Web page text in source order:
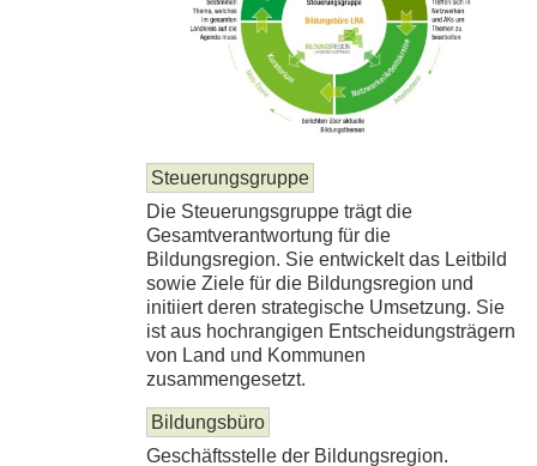
Steuerungsgruppe
Die Steuerungsgruppe trägt die
Gesamtverantwortung für die
Bildungsregion. Sie entwickelt das Leitbild
sowie Ziele für die Bildungsregion und
initiiert deren strategische Umsetzung. Sie
ist aus hochrangigen Entscheidungsträgern
von Land und Kommunen
zusammengesetzt.
Bildungsbüro
Geschäftsstelle der Bildungsregion.